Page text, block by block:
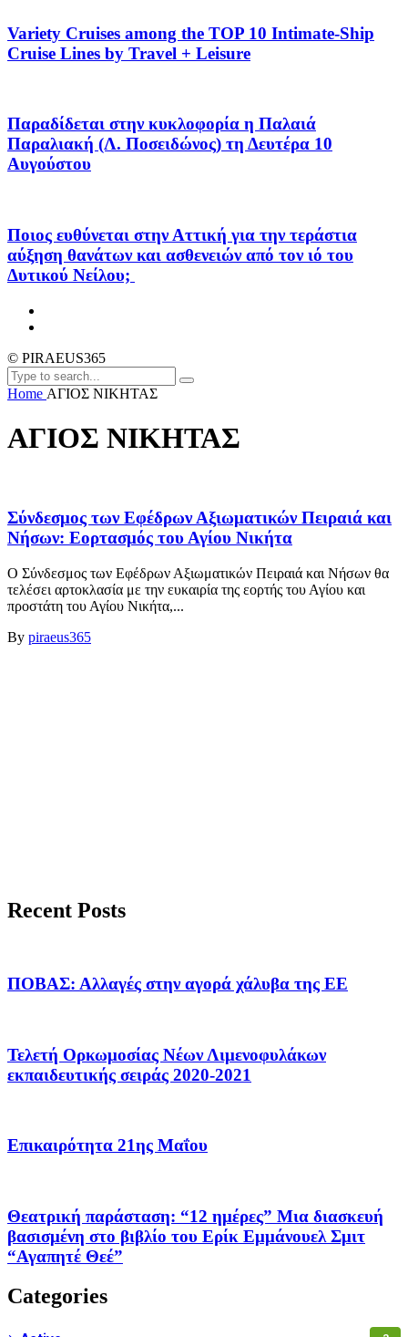
Variety Cruises among the TOP 10 Intimate-Ship
Cruise Lines by Travel + Leisure
Παραδίδεται στην κυκλοφορία η Παλαιά
Παραλιακή (Λ. Ποσειδώνος) τη Δευτέρα 10
Αυγούστου
Ποιος ευθύνεται στην Αττική για την τεράστια
αύξηση θανάτων και ασθενειών από τον ιό του
Δυτικού Νείλου;
© PIRAEUS365
Home ΑΓΙΟΣ ΝΙΚΗΤΑΣ
ΑΓΙΟΣ ΝΙΚΗΤΑΣ
Σύνδεσμος των Εφέδρων Αξιωματικών Πειραιά και
Νήσων: Εορτασμός του Αγίου Νικήτα
Ο Σύνδεσμος των Εφέδρων Αξιωματικών Πειραιά και Νήσων θα
τελέσει αρτοκλασία με την ευκαιρία της εορτής του Αγίου και
προστάτη του Αγίου Νικήτα,...
By piraeus365
Recent Posts
ΠΟΒΑΣ: Αλλαγές στην αγορά χάλυβα της ΕΕ
Τελετή Ορκωμοσίας Νέων Λιμενοφυλάκων
εκπαιδευτικής σειράς 2020-2021
Επικαιρότητα 21ης Μαΐου
Θεατρική παράσταση: “12 ημέρες” Μια διασκευή
βασισμένη στο βιβλίο του Ερίκ Εμμάνουελ Σμιτ
“Αγαπητέ Θεέ”
Categories